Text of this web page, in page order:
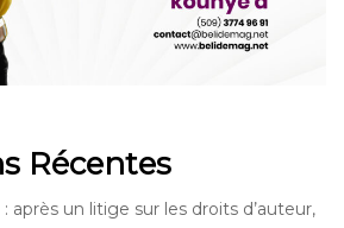
Récentes
: après un litige sur les droits d’auteur,